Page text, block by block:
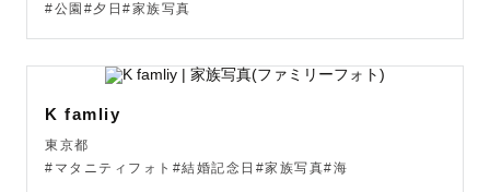
#公園#夕日#家族写真
K famliy
東京都
#マタニティフォト#結婚記念日#家族写真#海